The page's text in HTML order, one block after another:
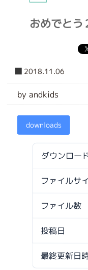
おめでとう
2018.11.06
by andkids
downloads
ダウンロー
ファイルサ
ファイル数
投稿日
最終更新日